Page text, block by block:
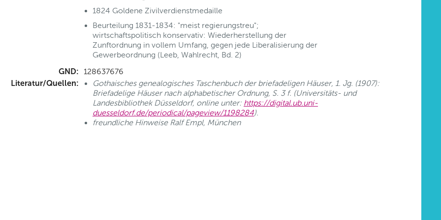
1824 Goldene Zivilverdienstmedaille
Beurteilung 1831-1834: "meist regierungstreu";
wirtschaftspolitisch konservativ: Wiederherstellung der
Zunftordnung in vollem Umfang, gegen jede Liberalisierung der
Gewerbeordnung (Leeb, Wahlrecht, Bd. 2)
GND: 128637676
Literatur/Quellen:
Gothaisches genealogisches Taschenbuch der briefadeligen Häuser, 1. Jg. (1907):
Briefadelige Häuser nach alphabetischer Ordnung, S. 3 f. (Universitäts- und
Landesbibliothek Düsseldorf, online unter: https://digital.ub.uni-
duesseldorf.de/periodical/pageview/1198284).
freundliche Hinweise Ralf Empl, München